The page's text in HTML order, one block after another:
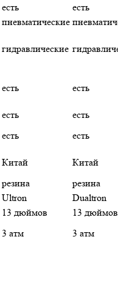
есть
есть
пневматические
гидравлические
есть есть
есть
есть
есть
есть
Китай
Китай
резина
резина
Ultron
Dualtron
13 дюймов
13 дюймов
3 атм 3 атм